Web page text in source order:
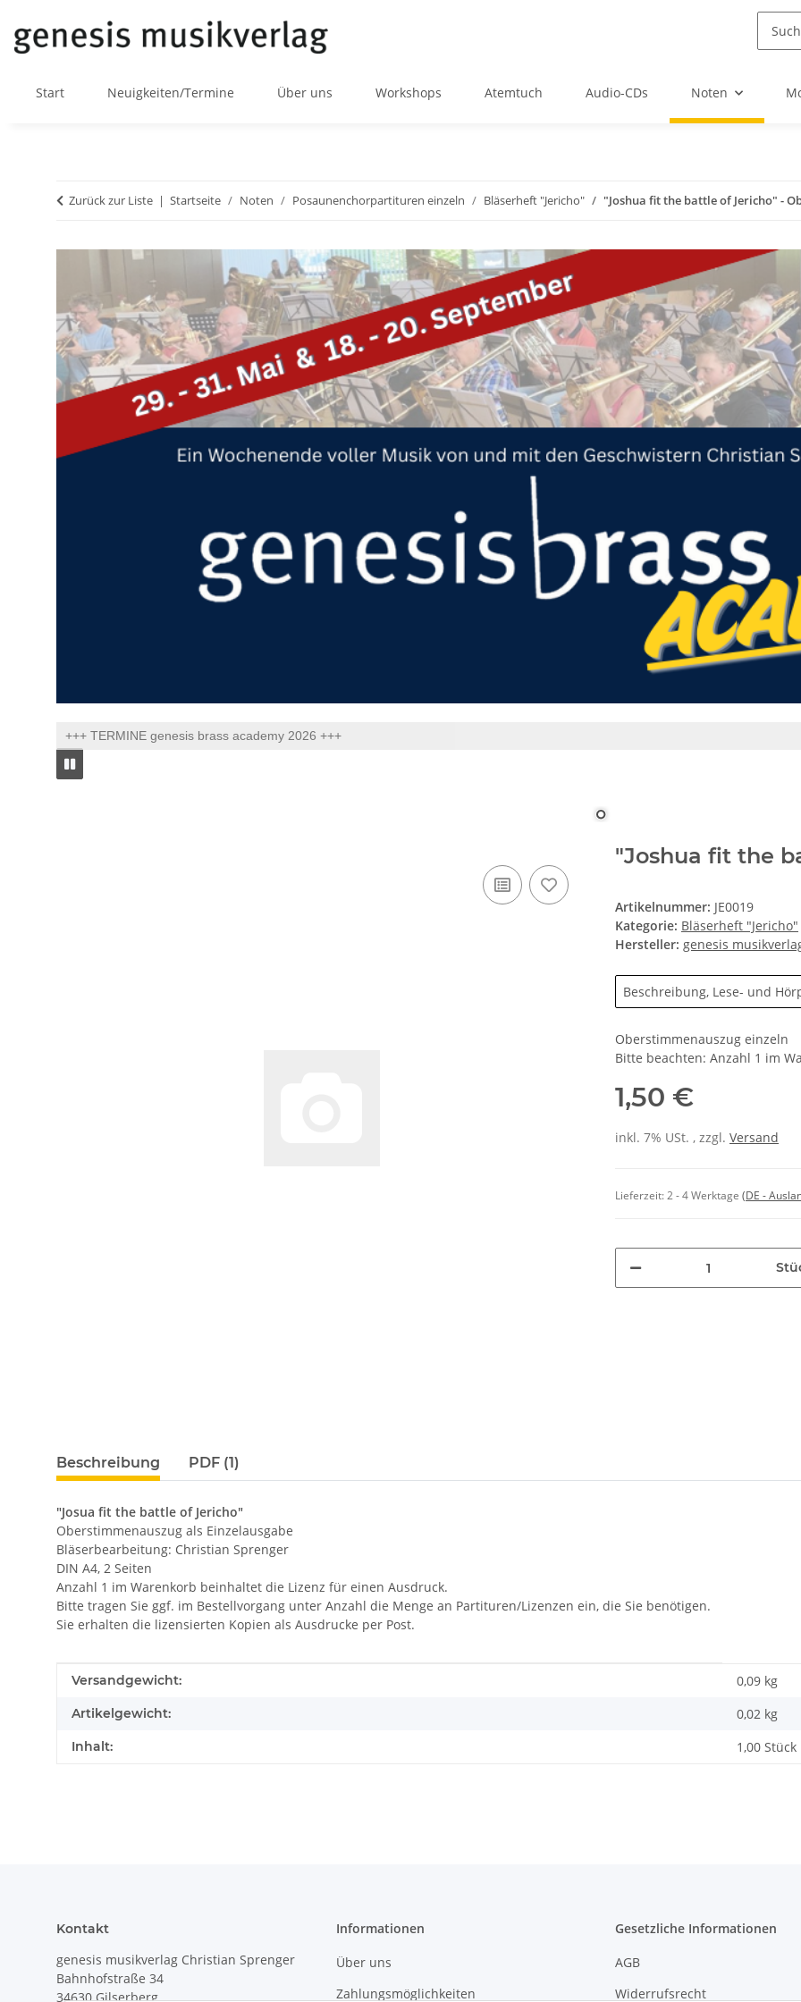
Atemtuch Audio-CDs Noten
Start Neuigkeiten/Termine Über uns Workshops
Zurück zur Liste Startseite Noten Posaunenchorpartituren einzeln Bläserheft "Jericho" "Joshua fit the battle of Jericho" -
+++ TERMINE genesis brass academy 2026 +++
"Joshua fit the
Artikelnummer: JE0019
Kategorie: Bläserheft "Jericho"
Hersteller: genesis
Beschreibung, Lese- und
Oberstimmenauszug einzeln
Bitte beachten: Anzahl 1 im
1,50 €
inkl. 7% USt. , zzgl. Versand
Lieferzeit:2 - 4 Werktage (DE -
Beschreibung PDF (1)
"Josua fit the battle of Jericho"
Oberstimmenauszug als Einzelausgabe
Bläserbearbeitung: Christian Sprenger
DIN A4, 2 Seiten
Anzahl 1 im Warenkorb beinhaltet die Lizenz für einen Ausdruck.
Bitte tragen Sie ggf. im Bestellvorgang unter Anzahl die Menge an Partituren/Lizenzen ein, die Sie benötigen.
Sie erhalten die lizensierten Kopien als Ausdrucke per Post.
Produkteigenschaft
Wert
Versandgewicht: 0,09 kg
Artikelgewicht: 0,02 kg
Inhalt: 1,00 Stück
Kontakt
genesis musikverlag Christian Sprenger
Bahnhofstraße 34
34630 Gilserberg
Informationen
Über uns
Zahlungsmöglichkeiten
Gesetzliche Informationen
AGB
Widerrufsrecht